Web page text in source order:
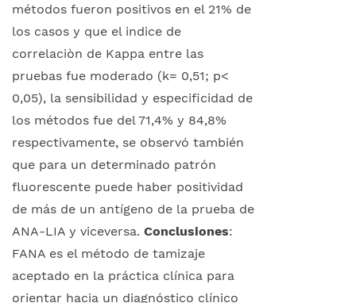
métodos fueron positivos en el 21% de
los casos y que el indice de
correlaciòn de Kappa entre las
pruebas fue moderado (k= 0,51; p<
0,05), la sensibilidad y especificidad de
los métodos fue del 71,4% y 84,8%
respectivamente, se observó también
que para un determinado patrón
fluorescente puede haber positividad
de más de un antígeno de la prueba de
ANA-LIA y viceversa. Conclusiones:
FANA es el método de tamizaje
aceptado en la práctica clínica para
orientar hacia un diagnóstico clínico